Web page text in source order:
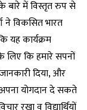
बारे में विस्तृत रुप से
ने विकसित भारत
यह कार्यक्रम
लिए कि हमारे सपनों
दिया, और
अपना योगदान दे सकते